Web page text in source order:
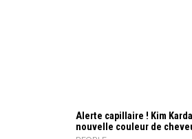
Alerte capillaire ! Kim
nouvelle couleur de